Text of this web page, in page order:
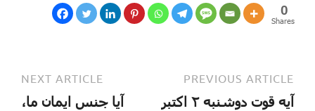
0
Shares
PREVIOUS ARTICLE
آیه قوت دوشنبه ۲ اکتبر
NEXT ARTICLE
آیا جنس ایمان ما،